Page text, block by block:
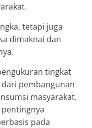
tetapi juga
dimaknai dan
tingkat
pembangunan
masyarakat.
pada